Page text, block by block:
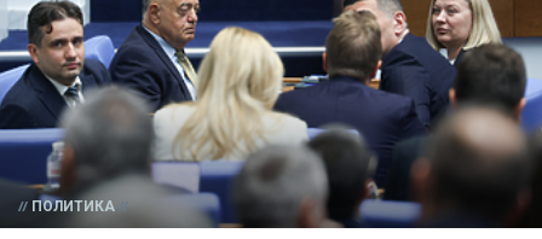
ПОЛИТИКА